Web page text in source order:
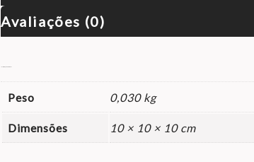
Avaliações (0)
Peso 0,030 kg
Dimensões 10 × 10 × 10 cm